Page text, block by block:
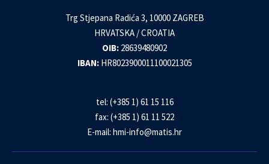
Trg Stjepana Radića 3, 10000 ZAGREB
HRVATSKA / CROATIA
OIB: 28639480902
IBAN: HR8023900011100021305
tel: (+385 1) 61 15 116
fax: (+385 1) 61 11 522
E-mail: hmi-info@matis.hr